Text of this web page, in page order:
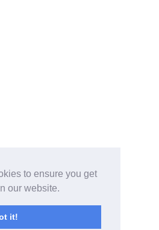
to ensure you get
our website.
it!